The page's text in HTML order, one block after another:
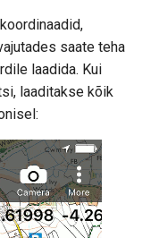
saate teha
laadida. Kui
laaditakse kõik